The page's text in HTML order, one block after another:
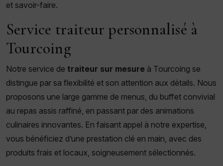
et savoir-faire.
Service traiteur personnalisé à
Tourcoing
Notre service de traiteur sur mesure à Tourcoing se
distingue par sa flexibilité et son attention aux détails. Nous
proposons une large gamme de menus, du buffet convivial
au repas assis raffiné, en passant par des animations
culinaires innovantes. En faisant appel à notre expertise,
vous bénéficiez d’une prestation clé en main, avec des
produits frais et locaux, soigneusement sélectionnés.